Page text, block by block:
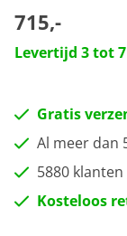
715,-
Levertijd 3 tot
Gratis
Al meer dan
5880
Kosteloos